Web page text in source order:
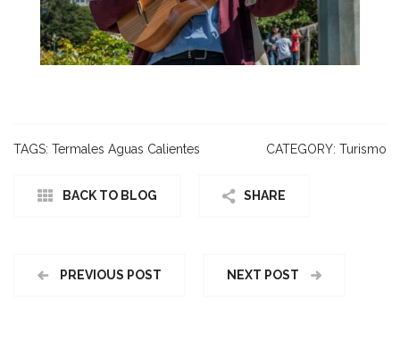
TAGS: Termales Aguas Calientes CATEGORY: Turismo
BACK TO BLOG SHARE
PREVIOUS POST NEXT POST